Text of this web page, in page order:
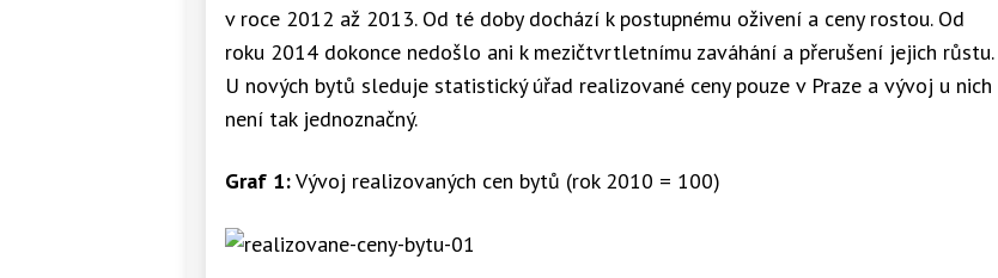
v roce 2012 až 2013. Od té doby dochází k postupnému oživení a ceny rostou. Od
roku 2014 dokonce nedošlo ani k mezičtvrtletnímu zaváhání a přerušení jejich růstu.
U nových bytů sleduje statistický úřad realizované ceny pouze v Praze a vývoj u nich
není tak jednoznačný.
Graf 1:Vývoj realizovaných cen bytů (rok 2010 = 100)